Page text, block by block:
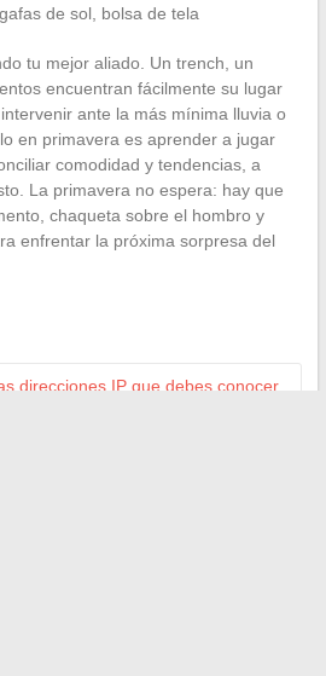
de sol, bolsa de tela
tu mejor aliado. Un trench, un
encuentran fácilmente su lugar
ante la más mínima lluvia o
en primavera es aprender a jugar
comodidad y tendencias, a
La primavera no espera: hay que
chaqueta sobre el hombro y
enfrentar la próxima sorpresa del
direcciones IP que debes conocer